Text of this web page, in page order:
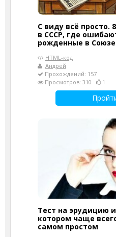
С виду всё просто.
в СССР, где
рожденные в Союзе
HTML-код
Андрей
Прохождений: 157
Просмотров: 310
1
Тест на эрудицию
котором чаще
самом простом